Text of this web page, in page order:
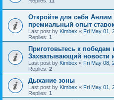
Откройте для себя
премиальный опыт
Last post by Kimbex « Fri May 01,
Replies: 1
Приготовьтесь к победам
Захватывающий новости
Last post by Kimbex « Fri May 08,
Replies: 2
Дыхание зоны
Last post by Kimbex « Fri May 01,
Replies: 1